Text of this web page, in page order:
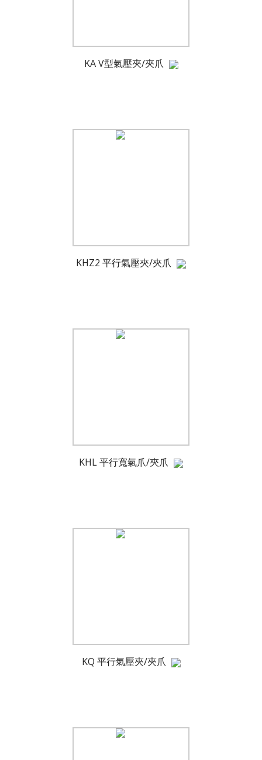
KA V型氣壓夾/夾爪
KHZ2 平行氣壓夾/夾爪
KHL 平行寬氣爪/夾爪
KQ 平行氣壓夾/夾爪